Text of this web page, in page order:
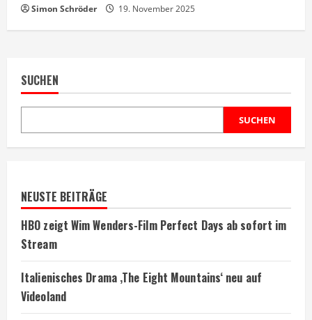
Simon Schröder 19. November 2025
SUCHEN
SUCHEN
NEUSTE BEITRÄGE
HBO zeigt Wim Wenders-Film Perfect Days ab sofort im
Stream
Italienisches Drama ‚The Eight Mountains‘ neu auf
Videoland